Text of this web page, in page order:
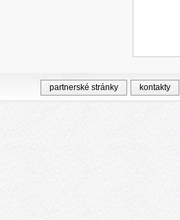
partnerské stránky kontakty